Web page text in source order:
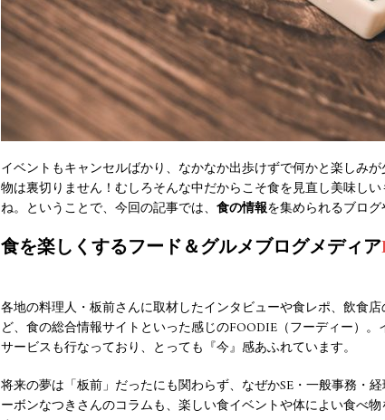
イベントもキャンセルばかり、なかなか出歩けずで何かと楽しみ
物は裏切りません！むしろそんな中だからこそ食を見直し美味し
ね。ということで、今回の記事では、 食の情報を集められるブログ
食を楽しくするフード＆グルメブログメディア
各地の料理人・板前さんに取材したインタビューや食レポ、飲食
ど、食の総合情報サイトといった感じのFOODIE（フーディー）
サービスも行なっており、とっても『今』感あふれています。
将来の夢は「板前」だったにも関わらず、なぜかSE・一般事務・
ーボンなつきさんのコラムも、楽しい食イベントや体によい食べ